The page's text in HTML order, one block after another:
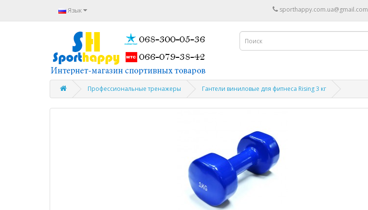
Язык sporthappy.com.ua@gmail.com
Профессиональные тренажеры Гантели виниловые для фитнеса Rising 3 кг